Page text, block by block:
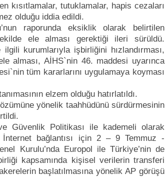
kısıtlamalar, tutuklamalar, hapis cezaları
olduğu iddia edildi.
raporunda eksiklik olarak belirtilen
ele alması gerektiği ileri sürüldü.
kurumlarıyla işbirliğini hızlandırması,
alması, AİHS`nin 46. maddesi uyarınca
tüm kararlarını uygulamaya koyması
elzem olduğu hatırlatıldı.
yönelik taahhüdünü sürdürmesinin
Güvenlik Politikası ile kademeli olarak
İnternet bağlantısı için 2 – 9 Temmuz -
Kurulu’nda Europol ile Türkiye’nin de
kapsamında kişisel verilerin transferi
başlatılmasına yönelik AP görüşü